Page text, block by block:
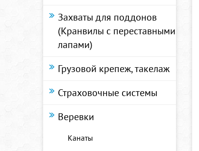
Захваты для поддонов
(Кранвилы с переставными
лапами)
Грузовой крепеж, такелаж
Страховочные системы
Веревки
Канаты